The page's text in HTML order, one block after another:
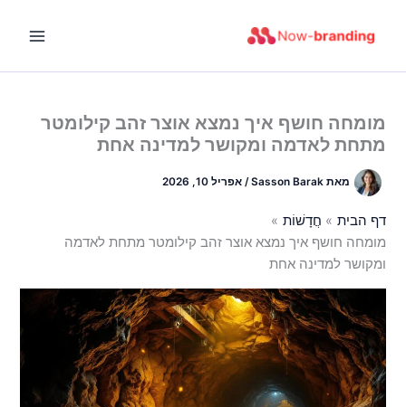
מומחה חושף איך נמצא אוצר זהב קילומטר
מתחת לאדמה ומקושר למדינה אחת
מאתSasson Barak
/אפריל 10, 2026
דף הבית
חֲדָשׁוֹת
מומחה חושף איך נמצא אוצר זהב קילומטר מתחת לאדמה
ומקושר למדינה אחת